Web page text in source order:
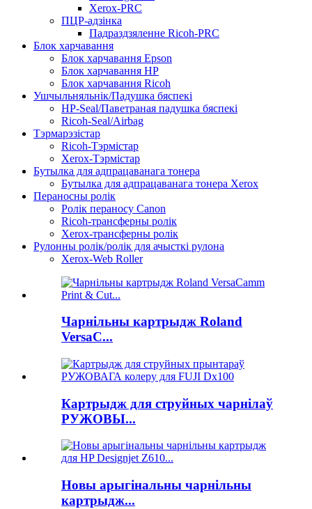
Xerox-PRC
ПЦР-адзінка
Падраздзяленне Ricoh-PRC
Блок харчавання
Блок харчавання Epson
Блок харчавання HP
Блок харчавання Ricoh
Ушчыльняльнік/Падушка бяспекі
HP-Seal/Паветраная падушка бяспекі
Ricoh-Seal/Airbag
Тэрмарэзістар
Ricoh-Тэрмістар
Xerox-Тэрмістар
Бутылка для адпрацаванага тонера
Бутылка для адпрацаванага тонера Xerox
Пераносны ролік
Ролік пераносу Canon
Ricoh-трансферны ролік
Xerox-трансферны ролік
Рулонны ролік/ролік для ачысткі рулона
Xerox-Web Roller
Чарнільны картрыдж Roland
VersaC...
Картрыдж для струйных чарнілаў
РУЖОВЫ...
Новы арыгінальны чарнільны
картрыдж...